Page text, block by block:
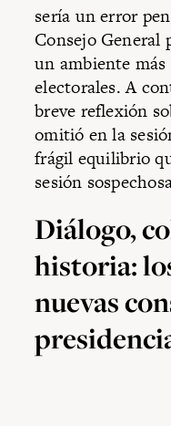
sería un error
Consejo General
un ambiente
electorales. A
breve reflexión
omitió en la
frágil equilibrio
sesión
Diálogo,
historia:
nuevas